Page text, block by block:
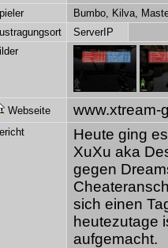
Bumbo, Kilva,
ServerIP
Webseite www.xtream-
Heute ging
XuXu aka
gegen
sich einen
heutezutage
aufgemacht.